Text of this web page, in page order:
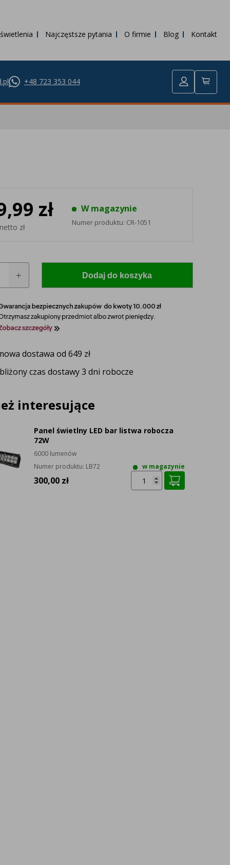
Najczęstsze pytania O firmie Blog Kontakt
+48 723 353 044
model i rocznik swojego ciągnika, a nasz
idealnie dopasowane lampy, zapewniające
zł
zł
W magazynie
Numer produktu: CR-1051
Dodaj do koszyka
dostawa od 649 zł
czas dostawy 3 dni robocze
interesujące
Panel świetlny LED bar listwa robocza
72W
6000 lumenów
Numer produktu: LB72 w magazynie
300,00 zł